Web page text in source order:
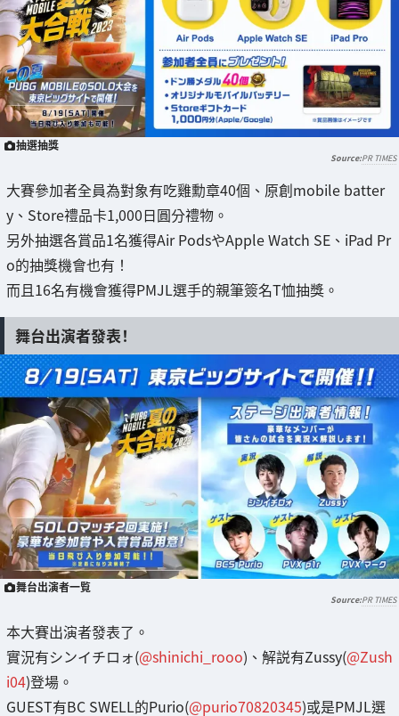
抽選抽獎
PR TIMES
大賽參加者全員為對象有吃雞勳章40個、原創mobile batter
y、Store禮品卡1,000日圓分禮物。
另外抽選各賞品1名獲得Air PodsやApple Watch SE、iPad Pr
o的抽獎機會也有！
而且16名有機會獲得PMJL選手的親筆簽名T恤抽獎。
舞台出演者發表！
舞台出演者一覧
PR TIMES
本大賽出演者發表了。
實況有シンイチロォ(@shinichi_rooo)、解説有Zussy(@Zush
i04)登場。
GUEST有BC SWELL的Purio(@purio70820345)或是PMJL選